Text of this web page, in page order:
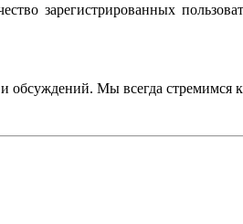
зарегистрированных
обсуждений. Мы всегда стремимся